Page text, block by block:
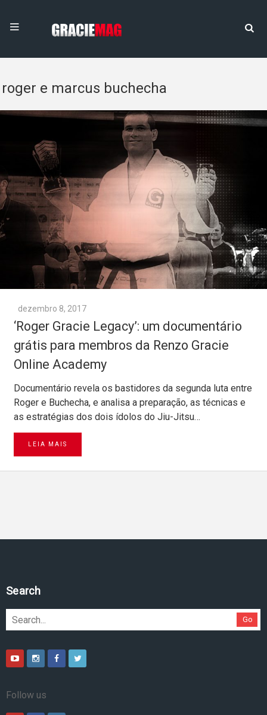
roger e marcus buchecha
dezembro 8, 2017
‘Roger Gracie Legacy’: um documentário
grátis para membros da Renzo Gracie
Online Academy
Documentário revela os bastidores da segunda luta entre
Roger e Buchecha, e analisa a preparação, as técnicas e
as estratégias dos dois ídolos do Jiu-Jitsu…
LEIA MAIS
Search
Go
Follow us